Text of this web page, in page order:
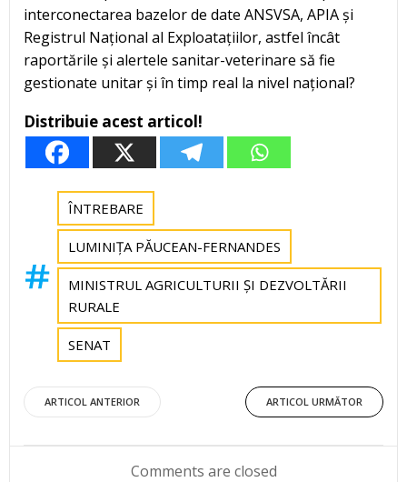
interconectarea bazelor de date ANSVSA, APIA și
Registrul Național al Exploatațiilor, astfel încât
raportările și alertele sanitar-veterinare să fie
gestionate unitar și în timp real la nivel național?
Distribuie acest articol!
ÎNTREBARE
LUMINIȚA PĂUCEAN-FERNANDES
MINISTRUL AGRICULTURII ȘI DEZVOLTĂRII
RURALE
SENAT
Post
navigation
ARTICOL ANTERIOR
Post
navigation
ARTICOL URMĂTOR
Comments are closed